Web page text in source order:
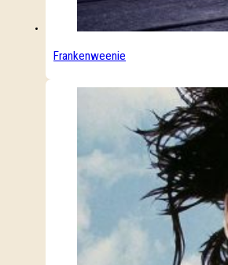
Frankenweenie